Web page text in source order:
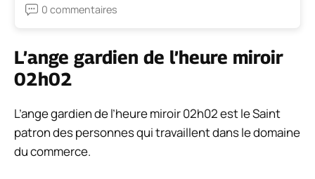
0 commentaires
L’ange gardien de l’heure miroir
02h02
L’ange gardien de l’heure miroir 02h02 est le Saint
patron des personnes qui travaillent dans le domaine
du commerce.